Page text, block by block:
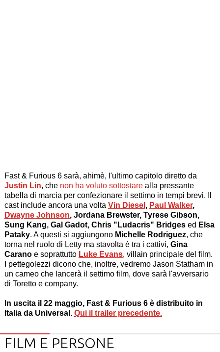
Fast & Furious 6 sarà, ahimè, l'ultimo capitolo diretto da
Justin Lin, che non ha voluto sottostarealla pressante
tabella di marcia per confezionare il settimo in tempi brevi. Il
cast include ancora una volta Vin Diesel , Paul Walker,
Dwayne Johnson, Jordana Brewster, Tyrese Gibson,
Sung Kang, Gal Gadot, Chris "Ludacris" Bridgesed Elsa
Pataky. A questi si aggiungono Michelle Rodriguez, che
torna nel ruolo di Letty ma stavolta è tra i cattivi, Gina
Caranoe soprattutto Luke Evans, villain principale del film.
I pettegolezzi dicono che, inoltre, vedremo Jason Statham in
un cameo che lancerà il settimo film, dove sarà l'avversario
di Toretto e company.
In uscita il 22 maggio, Fast & Furious 6 è distribuito in
Italia da Universal. Qui il trailer precedente.
FILM E PERSONE